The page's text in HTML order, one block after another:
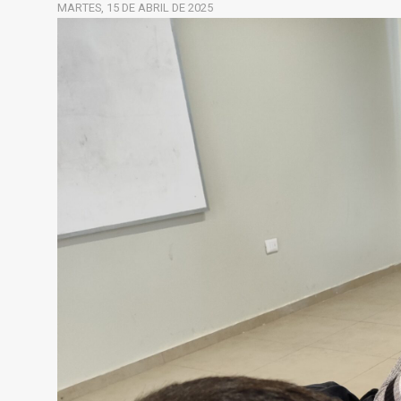
MARTES, 15 DE ABRIL DE 2025